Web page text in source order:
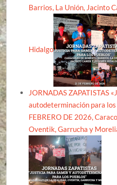
Barrios, La Unión, Jacinto
Hidalgo
JORNADAS ZAPATISTAS
autodeterminación para los
FEBRERO DE 2026,
Oventik, Garrucha y